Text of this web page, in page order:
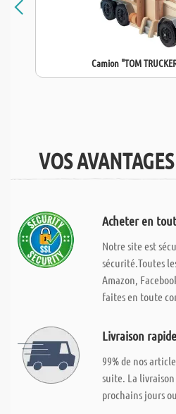
Camion "TOM
VOS
Acheter en
Notre site est
sécurité.Toutes
Amazon,
faites en toute
Livraison rapide
99% de nos
suite. La
prochains jours